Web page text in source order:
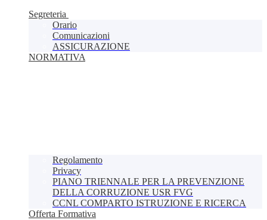
Segreteria
Orario
Comunicazioni
ASSICURAZIONE
NORMATIVA
Regolamento
Privacy
PIANO TRIENNALE PER LA PREVENZIONE
DELLA CORRUZIONE USR FVG
CCNL COMPARTO ISTRUZIONE E RICERCA
Offerta Formativa